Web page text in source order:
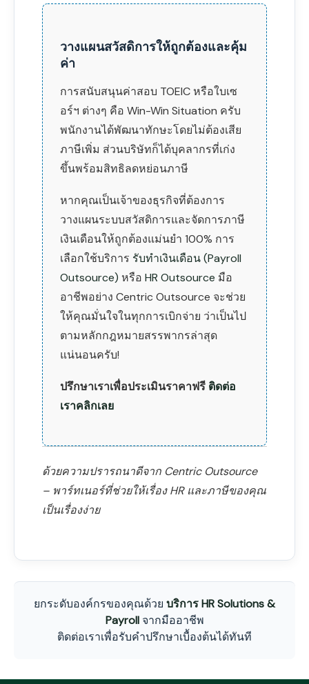
วางแผนสวัสดิการให้ถูกต้องและคุ้ม
ค่า
การสนับสนุนค่าสอบ TOEIC หรือใบเซ
อร์ฯ ต่างๆ คือ Win-Win Situation ครับ
พนักงานได้พัฒนาทักษะโดยไม่ต้องเสีย
ภาษีเพิ่ม ส่วนบริษัทก็ได้บุคลากรที่เก่ง
ขึ้นพร้อมสิทธิลดหย่อนภาษี
หากคุณเป็นเจ้าของธุรกิจที่ต้องการ
วางแผนระบบสวัสดิการและจัดการภาษี
เงินเดือนให้ถูกต้องแม่นยำ 100% การ
เลือกใช้บริการ รับทำเงินเดือน (Payroll
Outsource) หรือ HR Outsource มือ
อาชีพอย่าง Centric Outsource จะช่วย
ให้คุณมั่นใจในทุกการเบิกจ่าย ว่าเป็นไป
ตามหลักกฎหมายสรรพากรล่าสุด
แน่นอนครับ!
ปรึกษาเราเพื่อประเมินราคาฟรี ติดต่อ
เราคลิกเลย
ด้วยความปรารถนาดีจาก Centric Outsource
– พาร์ทเนอร์ที่ช่วยให้เรื่อง HR และภาษีของคุณ
เป็นเรื่องง่าย
ยกระดับองค์กรของคุณด้วย บริการ HR Solutions &
Payrollจากมืออาชีพ
ติดต่อเราเพื่อรับคำปรึกษาเบื้องต้นได้ทันที